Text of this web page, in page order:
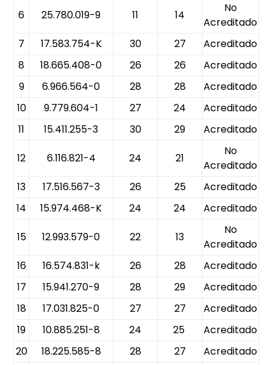
6 25.780.019-9 11 14
No
Acreditado
7
17.583.754-K 30 27
Acreditado
8
18.665.408-0 26 26
Acreditado
9
6.966.564-0 28 28
Acreditado
10
9.779.604-1 27 24
Acreditado
11
15.411.255-3 30 29 Acreditado
12 6.116.821-4 24 21
No
Acreditado
13
17.516.567-3 26 25
Acreditado
14
15.974.468-K 24 24 Acreditado
15 12.993.579-0 22 13
No
Acreditado
16
16.574.831-k 26 28
Acreditado
17
15.941.270-9 28 29
Acreditado
18
17.031.825-0 27 27
Acreditado
19
10.885.251-8 24 25
Acreditado
20
18.225.585-8 28 27
Acreditado